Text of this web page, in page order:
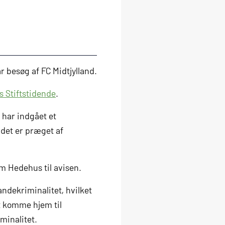
besøg af FC Midtjylland.
Stiftstidende.
har indgået et
er præget af
Hedehus til avisen.
hvilket
hjem til